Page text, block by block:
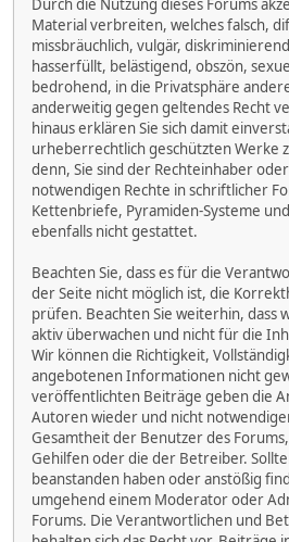
Durch die Nutzung dieses Forums
Material verbreiten, welches falsch,
missbräuchlich, vulgär,
hasserfüllt, belästigend, obszön,
bedrohend, in die Privatsphäre
anderweitig gegen geltendes Recht
hinaus erklären Sie sich damit
urheberrechtlich geschützten Werke
denn, Sie sind der Rechteinhaber
notwendigen Rechte in schriftlicher
Kettenbriefe, Pyramiden-Systeme
ebenfalls nicht gestattet.
Beachten Sie, dass es für die
der Seite nicht möglich ist, die
prüfen. Beachten Sie weiterhin, dass
aktiv überwachen und nicht für die
Wir können die Richtigkeit,
angebotenen Informationen nicht
veröffentlichten Beiträge geben die
Autoren wieder und nicht
Gesamtheit der Benutzer des
Gehilfen oder die der Betreiber.
beanstanden haben oder anstößig
umgehend einem Moderator oder
Forums. Die Verantwortlichen und